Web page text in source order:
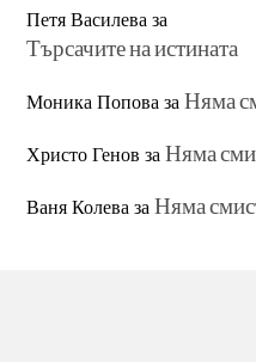
Петя Василеваза
Търсачите на истината
Моника ПоповазаНяма
Христо ГеновзаНяма
Ваня КолевазаНяма